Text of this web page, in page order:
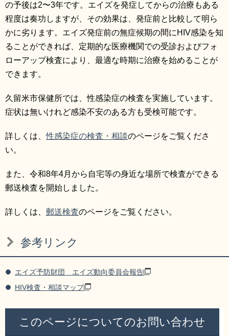
の予後は2〜3年です。エイズを発症してからの治療もある
程度は奏功しますが、その効果は、発症前と比較して明ら
かに劣ります。エイズ発症前の無症候期の間にHIV感染を知
ることができれば、定期的な医療機関での受診およびフォ
ローアップ検査により、最適な時期に治療を始めることが
できます。
久留米市保健所では、性感染症の検査を実施しています。
症状は無いけれど感染不安のある方も受検可能です。
詳しくは、性感染症の検査・相談のページをご覧くださ
い。
また、令和8年4月から自宅等の身近な場所で検査ができる
郵送検査を開始しました。
詳しくは、 郵送検査のページをご覧ください。
参考リンク
エイズ予防財団 エイズ動向委員会報告
HIV検査・相談マップ
このページについてのお問い合わせ